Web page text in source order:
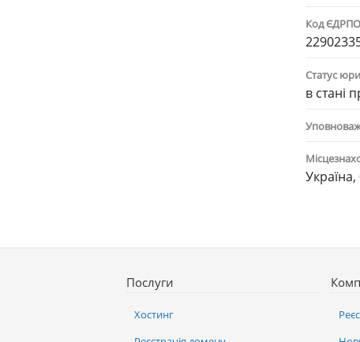
Код
Статус
в стані
Послуги
Хостинг